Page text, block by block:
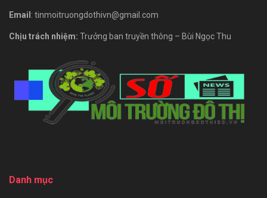
Email : tinmoitruongdothivn@gmail.com
Chịu trách nhiệm: Trưởng ban truyền thông – Bùi Ngọc Thu
Danh mục